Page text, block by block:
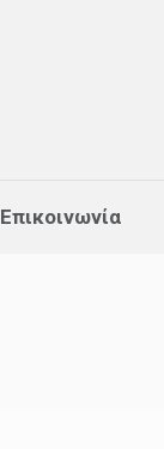
Επικοινωνία